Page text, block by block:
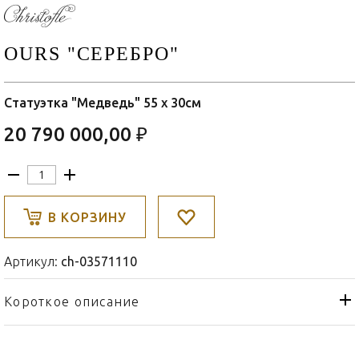
OURS "СЕРЕБРО"
Статуэтка "Медведь" 55 x 30см
20 790 000,00 ₽
В КОРЗИНУ
Артикул: ch-03571110
Короткое описание